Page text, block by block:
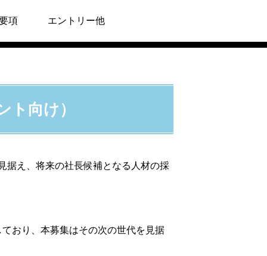
項 エントリー他
ト向け）
据え、将来の社長候補となる人材の採
おり、本募集はその次の世代を見据